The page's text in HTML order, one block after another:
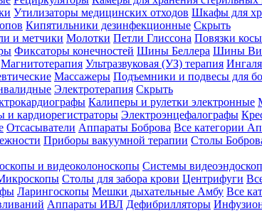
Утилизаторы медицинских отходов Шкафы для
Кипятильники дезинфекционные Скрыть
и метчики Молотки Петли Глиссона Повязки
Фиксаторы конечностей Шины Беллера Шины
Магнитотерапия Ультразвуковая (УЗ) терапия
Массажеры Подъемники и подвесы для
Электротерапия Скрыть
Калиперы и рулетки электронные
и кардиорегистраторы Электроэнцефалографы
Отсасыватели Аппараты Боброва Все категории
Приборы вакуумной терапии Столы
и видеоколоноскопы Системы
Столы для забора крови Центрифуги
Ларингоскопы Мешки дыхательные Амбу Все
Аппараты ИВЛ Дефибрилляторы